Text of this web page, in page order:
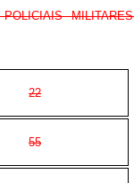
22
55